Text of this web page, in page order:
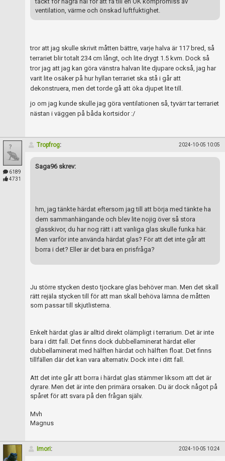
ventilation, värme och önskad luftfuktighet.
tror att jag skulle skrivit måtten bättre, varje halva är 117 bred, så
terrariet blir totalt 234 cm långt, och lite drygt 1.5 kvm. Dock så
tror jag att jag kan göra vänstra halvan lite djupare också, jag har
varit lite osäker på hur hyllan terrariet ska stå i går att
dekonstruera, men det torde gå att öka djupet lite till.
jo om jag kunde skulle jag göra ventilationen så, tyvärr tar terrariet
nästan i väggen på båda kortsidor :/
6189
4731
Tropfrog: 2024-10-05 10:05
Saga96 skrev:
hm, jag tänkte härdat eftersom jag till att börja med tänkte ha
dem sammanhängande och blev lite nojig över så stora
glasskivor, du har nog rätt i att vanliga glas skulle funka här.
Men varför inte använda härdat glas? För att det inte går att
borra i det? Eller är det bara en prisfråga?
Ju större stycken desto tjockare glas behöver man. Men det skall
rätt rejäla stycken till för att man skall behöva lämna de måtten
som passar till skjutlisterna.
Enkelt härdat glas är alltid direkt olämpligt i terrarium. Det är inte
bara i ditt fall. Det finns dock dubbellaminerat härdat eller
dubbellaminerat med hälften härdat och hälften float. Det finns
tillfällen där det kan vara alternativ. Dock inte i ditt fall.
Att det inte går att borra i härdat glas stämmer liksom att det är
dyrare. Men det är inte den primära orsaken. Du är dock något på
spåret för att svara på den frågan själv.
Mvh
Magnus
Imori: 2024-10-05 10:24